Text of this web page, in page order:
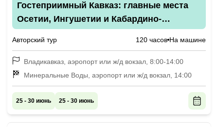
Гостеприимный Кавказ: главные места
Осетии, Ингушетии и Кабардино-
Авторский тур 120 часов На машине
Владикавказ, аэропорт или ж/д вокзал, 8:00-14:00
Минеральные Воды, аэропорт или ж/д вокзал, 14:00
25 - 30 июнь 25 - 30 июнь